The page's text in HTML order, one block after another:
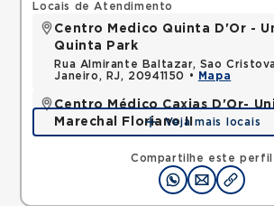
Compartilhe este perfil
Locais de Atendimento
Centro Medico Quinta D'Or -
Quinta Park
Rua Almirante Baltazar, Sao
Janeiro, RJ, 20941150 •
Mapa
Centro Médico Caxias D'Or-
Marechal Floriano II
Avenida Perimetral Marechal
e Cinco de Agosto, Duque de Caxias,
25075025 •Mapa
Veja mais locais